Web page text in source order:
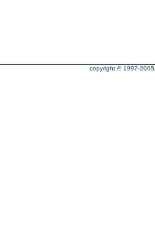
copyright © 1997-2005